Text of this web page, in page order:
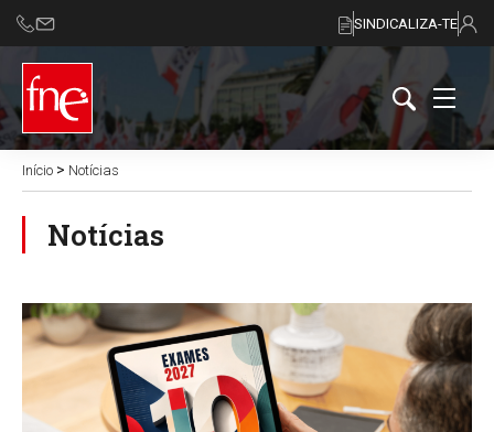
SINDICALIZA-TE
Início > Notícias
Notícias